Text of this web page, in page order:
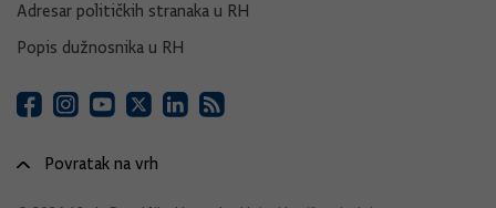
Adresar političkih stranaka u RH
Popis dužnosnika u RH
Povratak na vrh